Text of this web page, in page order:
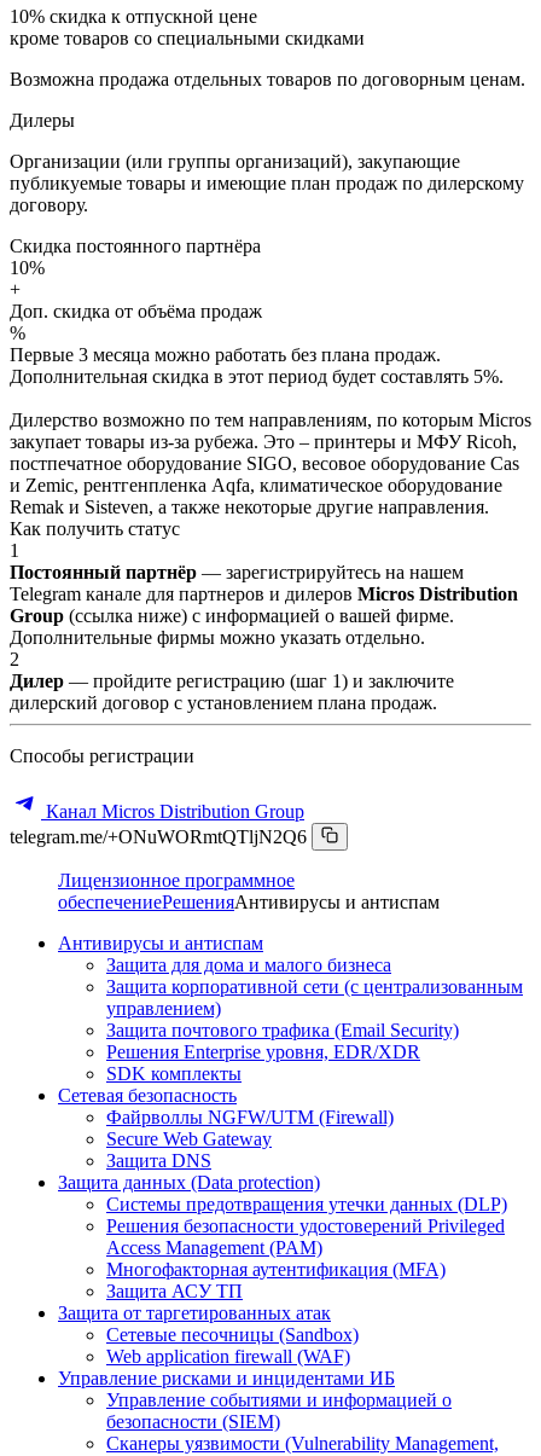
10% скидка к отпускной цене
кроме товаров со специальными скидками
Возможна продажа отдельных товаров по договорным ценам.
Дилеры
Организации (или группы организаций), закупающие
публикуемые товары и имеющие план продаж по дилерскому
договору.
Скидка постоянного партнёра
10%
+
Доп. скидка от объёма продаж
%
Первые 3 месяца можно работать без плана продаж.
Дополнительная скидка в этот период будет составлять 5%.
Дилерство возможно по тем направлениям, по которым Micros
закупает товары из-за рубежа. Это – принтеры и МФУ Ricoh,
постпечатное оборудование SIGO, весовое оборудование Cas
и Zemic, рентгенпленка Aqfa, климатическое оборудование
Remak и Sisteven, а также некоторые другие направления.
Как получить статус
1
Постоянный партнёр — зарегистрируйтесь на нашем
Telegram канале для партнеров и дилеров Micros Distribution
Group (ссылка ниже) с информацией о вашей фирме.
Дополнительные фирмы можно указать отдельно.
2
Дилер — пройдите регистрацию (шаг 1) и заключите
дилерский договор с установлением плана продаж.
Способы регистрации
Канал Micros Distribution Group
telegram.me/+ONuWORmtQTljN2Q6
Лицензионное программное
обеспечениеРешенияАнтивирусы и антиспам
Антивирусы и антиспам
Защита для дома и малого бизнеса
Защита корпоративной сети (с централизованным
управлением)
Защита почтового трафика (Email Security)
Решения Enterprise уровня, EDR/XDR
SDK комплекты
Сетевая безопасность
Файрволлы NGFW/UTM (Firewall)
Secure Web Gateway
Защита DNS
Защита данных (Data protection)
Системы предотвращения утечки данных (DLP)
Решения безопасности удостоверений Privileged
Access Management (PAM)
Многофакторная аутентификация (MFA)
Защита АСУ ТП
Защита от таргетированных атак
Сетевые песочницы (Sandbox)
Web application firewall (WAF)
Управление рисками и инцидентами ИБ
Управление событиями и информацией о
безопасности (SIEM)
Сканеры уязвимости (Vulnerability Management,